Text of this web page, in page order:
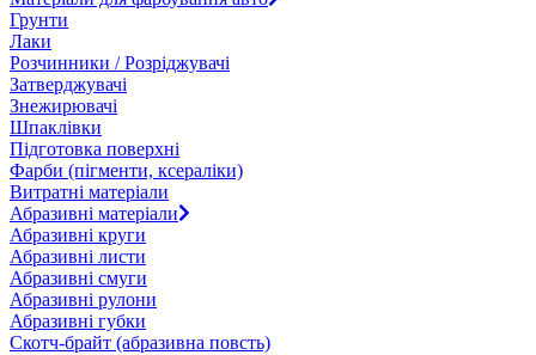
Грунти
Лаки
Розчинники / Розріджувачі
Затверджувачі
Знежирювачі
Шпаклівки
Підготовка поверхні
Фарби (пігменти, ксераліки)
Витратні матеріали
Абразивні матеріали
Абразивні круги
Абразивні листи
Абразивні смуги
Абразивні рулони
Абразивні губки
Скотч-брайт (абразивна повсть)